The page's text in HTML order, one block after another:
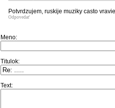
Potvrdzujem, ruskije muziky casto
Odpovedať
Meno:
Titulok:
Text: